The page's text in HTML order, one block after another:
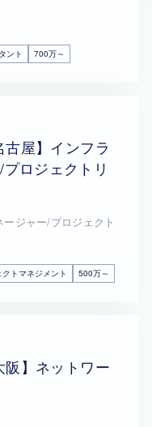
ント 700万～
屋】インフラ
ロジェクトリ
ージャー/プロジェクト
トマネジメント 500万～
阪】ネットワー